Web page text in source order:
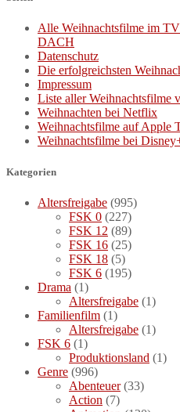
Alle Weihnachtsfilme im
DACH
Datenschutz
Die erfolgreichsten
Impressum
Liste aller Weihnachtsfilme
Weihnachten bei Netflix
Weihnachtsfilme auf Apple
Weihnachtsfilme bei
Kategorien
Altersfreigabe (995)
FSK 0 (227)
FSK 12 (89)
FSK 16 (25)
FSK 18 (5)
FSK 6 (195)
Drama (1)
Altersfreigabe (1)
Familienfilm (1)
Altersfreigabe (1)
FSK 6 (1)
Produktionsland (1)
Genre (996)
Abenteuer(33)
Action (7)